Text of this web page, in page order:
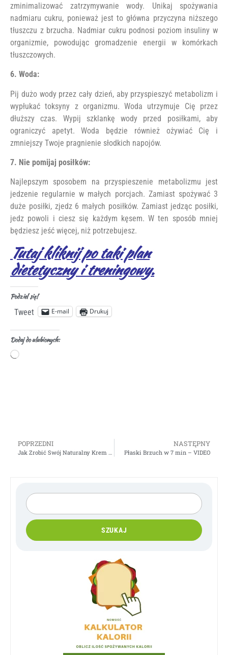
zminimalizować zatrzymywanie wody. Unikaj spożywania
nadmiaru cukru, ponieważ jest to główna przyczyna niższego
tłuszczu z brzucha. Nadmiar cukru podnosi poziom insuliny w
organizmie, powodując gromadzenie energii w komórkach
tłuszczowych.
6. Woda:
Pij dużo wody przez cały dzień, aby przyspieszyć metabolizm i
wypłukać toksyny z organizmu. Woda utrzymuje Cię przez
dłuższy czas. Wypij szklankę wody przed posiłkami, aby
ograniczyć apetyt. Woda będzie również ożywiać Cię i
zmniejszy Twoje pragnienie słodkich napojów.
7. Nie pomijaj posiłków:
Najlepszym sposobem na przyspieszenie metabolizmu jest
jedzenie regularnie w małych porcjach. Zamiast spożywać 3
duże posiłki, zjedz 6 małych posiłków. Zamiast jedząc posiłki,
jedz powoli i ciesz się każdym kęsem. W ten sposób mniej
będziesz jeść więcej, niż potrzebujesz.
Tutaj kliknij po taki plan
dietetyczny i treningowy.
Podziel się!
Tweet E-mail Drukuj
Dodaj do ulubionych:
SZUKAJ
POPRZEDNI NASTĘPNY
Płaski Brzuch w 7 min – VIDEO